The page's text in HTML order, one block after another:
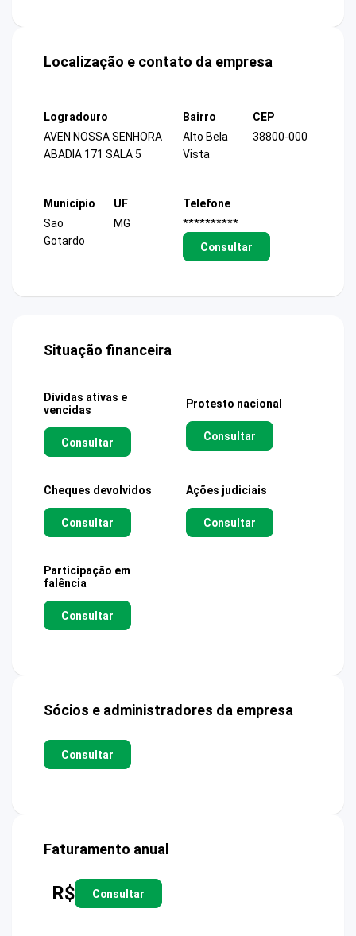
Localização e contato da empresa
Logradouro
AVEN NOSSA SENHORA
ABADIA 171 SALA 5
Bairro
Alto Bela
Vista
CEP
38800-000
Município
Sao
Gotardo
UF
MG
Telefone
**********
Consultar
Situação financeira
Dívidas ativas e
vencidas
Consultar
Protesto nacional
Consultar
Cheques devolvidos
Consultar
Ações judiciais
Consultar
Participação em
falência
Consultar
Sócios e administradores da empresa
Consultar
Faturamento anual
R$ Consultar